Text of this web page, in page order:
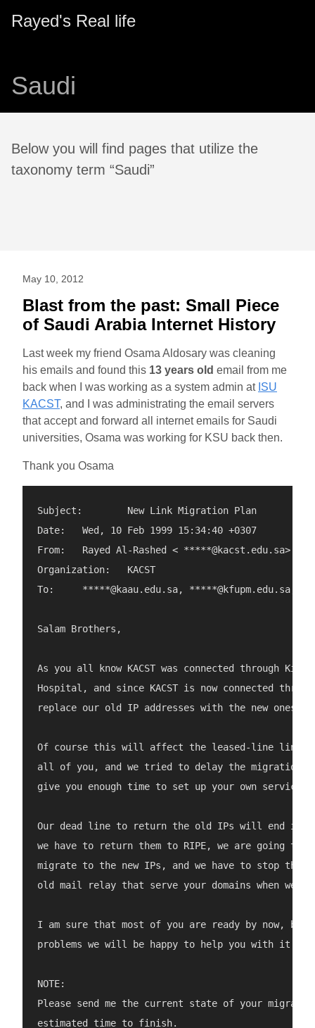
Rayed's Real life
Saudi
Below you will find pages that utilize the
taxonomy term “Saudi”
May 10, 2012
Blast from the past: Small Piece
of Saudi Arabia Internet History
Last week my friend Osama Aldosary was cleaning
his emails and found this 13 years old email from me
back when I was working as a system admin at ISU
KACST, and I was administrating the email servers
that accept and forward all internet emails for Saudi
universities, Osama was working for KSU back then.
Thank you Osama
Subject:	New Link Migration Plan
Date:	Wed, 10 Feb 1999 15:34:40 +0307
From:	Rayed Al-Rashed < *****@kacst.edu.sa>
Organization:	KACST
To:	*****@kaau.edu.sa, *****@kfupm.edu.sa, *****@ksu.edu.sa, *****@ksu.edu.sa, *****@uqu.edu.sa
Salam Brothers,
As you all know KACST was connected through
Hospital, and since KACST is now connected
replace our old IP addresses with the new ones
Of course this will affect the leased-line link
all of you, and we tried to delay the migration as
give you enough time to set up your own
Our dead line to return the old IPs will end in
we have to return them to RIPE, we are going to
migrate to the new IPs, and we have to stop the
old mail relay that serve your domains when we
I am sure that most of you are ready by now,
problems we will be happy to help you with it.
NOTE:
Please send me the current state of your
estimated time to finish.